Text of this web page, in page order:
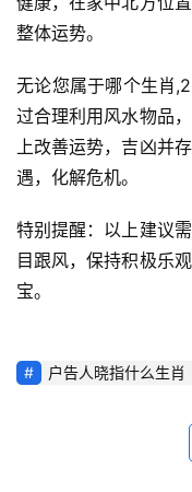
整体运势。
无论您属于哪个生肖
过合理利用风水物品
上改善运势，吉凶并
遇，化解危机。
特别提醒：以上建议
目跟风，保持积极乐
宝。
户告人晓指什么生肖